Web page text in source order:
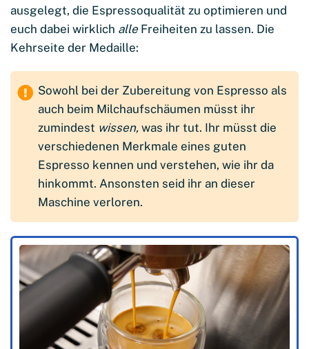
ausgelegt, die Espressoqualität zu optimieren und
euch dabei wirklich alle Freiheiten zu lassen. Die
Kehrseite der Medaille:
Sowohl bei der Zubereitung von Espresso als
auch beim Milchaufschäumen müsst ihr
zumindest wissen, was ihr tut. Ihr müsst die
verschiedenen Merkmale eines guten
Espresso kennen und verstehen, wie ihr da
hinkommt. Ansonsten seid ihr an dieser
Maschine verloren.